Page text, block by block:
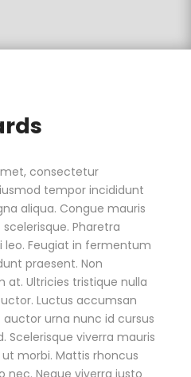
consectetur
tempor incididunt
aliqua. Congue mauris
Pharetra
leo. Feugiat in fermentum
praesent. Non
Ultricies tristique nulla
Luctus accumsan
urna nunc id cursus
Scelerisque viverra mauris
morbi. Mattis rhoncus
nec. Neque viverra justo